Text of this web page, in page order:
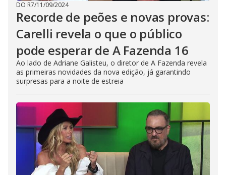
DO R7/11/09/2024
Recorde de peões e novas provas:
Carelli revela o que o público
pode esperar de A Fazenda 16
Ao lado de Adriane Galisteu, o diretor de A Fazenda revela
as primeiras novidades da nova edição, já garantindo
surpresas para a noite de estreia